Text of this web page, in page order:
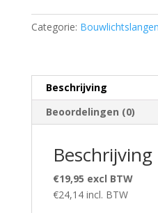
Categorie:
Beschrijving
Beoordelingen (0)
Beschrijving
€19,95 excl BTW
€24,14 incl. BTW